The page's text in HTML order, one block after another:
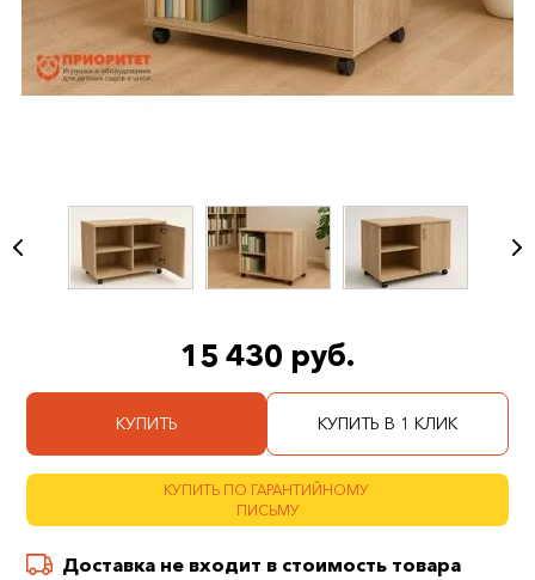
15 430 руб.
КУПИТЬ КУПИТЬ В 1 КЛИК
КУПИТЬ ПО ГАРАНТИЙНОМУ
ПИСЬМУ
Доставка не входит в стоимость товара